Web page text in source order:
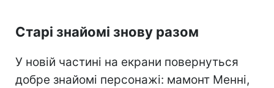
Старі знайомі знову разом
У новій частині на екрани повернуться
добре знайомі персонажі: мамонт Менні,